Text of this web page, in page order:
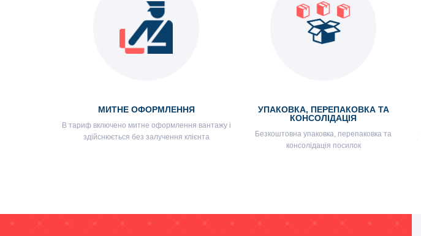
МИТНЕ ОФОРМЛЕННЯ
В тариф включено митне оформлення вантажу і
здійснюється без залучення клієнта
УПАКОВКА, ПЕРЕПАКОВКА ТА
КОНСОЛІДАЦІЯ
Безкоштовна упаковка, перепаковка та
консолідація посилок